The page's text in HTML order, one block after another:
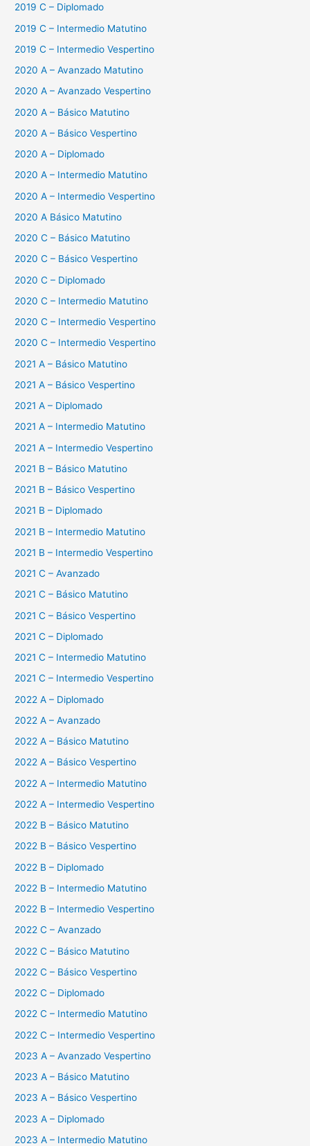
2019 C – Diplomado
2019 C – Intermedio Matutino
2019 C – Intermedio Vespertino
2020 A – Avanzado Matutino
2020 A – Avanzado Vespertino
2020 A – Básico Matutino
2020 A – Básico Vespertino
2020 A – Diplomado
2020 A – Intermedio Matutino
2020 A – Intermedio Vespertino
2020 A Básico Matutino
2020 C – Básico Matutino
2020 C – Básico Vespertino
2020 C – Diplomado
2020 C – Intermedio Matutino
2020 C – Intermedio Vespertino
2020 C – Intermedio Vespertino
2021 A – Básico Matutino
2021 A – Básico Vespertino
2021 A – Diplomado
2021 A – Intermedio Matutino
2021 A – Intermedio Vespertino
2021 B – Básico Matutino
2021 B – Básico Vespertino
2021 B – Diplomado
2021 B – Intermedio Matutino
2021 B – Intermedio Vespertino
2021 C – Avanzado
2021 C – Básico Matutino
2021 C – Básico Vespertino
2021 C – Diplomado
2021 C – Intermedio Matutino
2021 C – Intermedio Vespertino
2022 A – Diplomado
2022 A – Avanzado
2022 A – Básico Matutino
2022 A – Básico Vespertino
2022 A – Intermedio Matutino
2022 A – Intermedio Vespertino
2022 B – Básico Matutino
2022 B – Básico Vespertino
2022 B – Diplomado
2022 B – Intermedio Matutino
2022 B – Intermedio Vespertino
2022 C – Avanzado
2022 C – Básico Matutino
2022 C – Básico Vespertino
2022 C – Diplomado
2022 C – Intermedio Matutino
2022 C – Intermedio Vespertino
2023 A – Avanzado Vespertino
2023 A – Básico Matutino
2023 A – Básico Vespertino
2023 A – Diplomado
2023 A – Intermedio Matutino